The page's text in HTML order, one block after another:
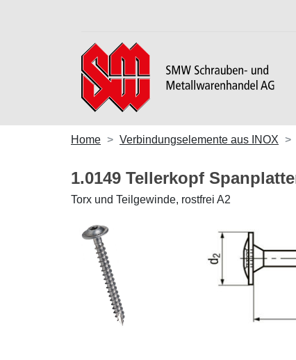
Home Verbindungselemente aus INOX
1.0149 Tellerkopf
Torx und Teilgewinde, rostfrei A2